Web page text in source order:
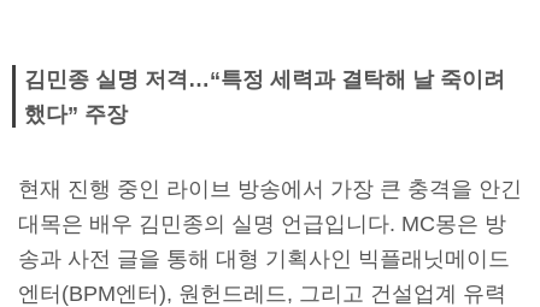
김민종 실명 저격…“특정 세력과 결탁해 날 죽이려
했다” 주장
현재 진행 중인 라이브 방송에서 가장 큰 충격을 안긴
대목은 배우 김민종의 실명 언급입니다. MC몽은 방
송과 사전 글을 통해 대형 기획사인 빅플래닛메이드
엔터(BPM엔터), 원헌드레드, 그리고 건설업계 유력